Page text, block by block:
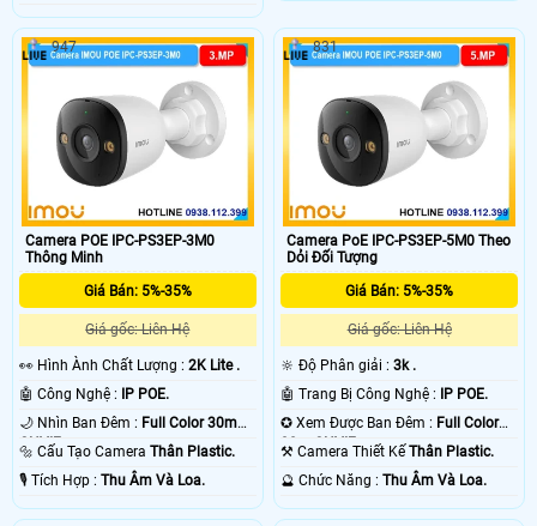
Camera POE IPC-PS3EP-3M0
Thông Minh
Giá Bán: 5%-35%
Giá gốc: Liên Hệ
️👀 Hình Ành Chất Lượng : 2K Lite .
🤖️ Công Nghệ :
IP POE.
🌙 Nhìn Ban Đêm : Full Color 30m
ONVIF.🔩 Cấu Tạo Camera Thân Plastic.
️🎙 Tích Hợp : Thu Âm Và Loa.
947
Camera PoE IPC-PS3EP-5M0 Theo
Dỏi Đối Tượng
Giá Bán: 5%-35%
Giá gốc: Liên Hệ
🔆 Độ Phân giải :3k .
🤖️ Trang Bị Công Nghệ :
IP POE.
✪ Xem Được Ban Đêm : Full Color
30m ONVIF.
⚒ Camera Thiết KếThân Plastic.
️🔮 Chức Năng :Thu Âm Và Loa.
831